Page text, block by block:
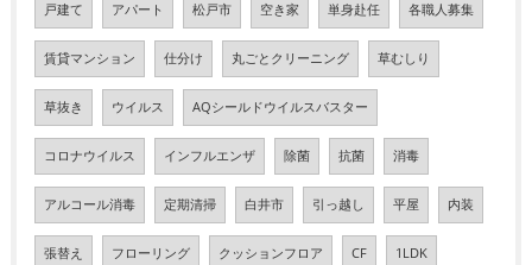
戸建て アパート 松戸市 空き家 単身赴任 各職人募集
賃貸マンション 仕分け 丸ごとクリーニング 草むしり
草抜き ウイルス AQシールドウイルスバスター
コロナウイルス インフルエンザ 除菌 抗菌 消毒
アルコール消毒 定期清掃 白井市 引っ越し 平屋 内装
張替え フローリング クッションフロア CF 1LDK